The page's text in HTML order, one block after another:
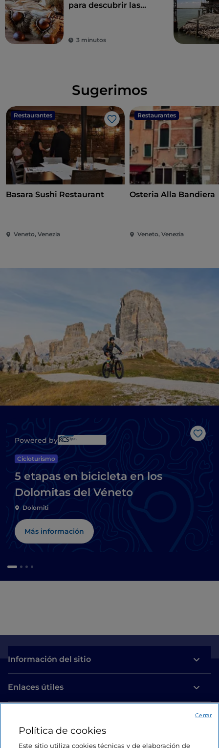
para descubrir las
más sabrosas
3 minutos
Sugerimos
Restaurantes
Me gusta
Basara Sushi Restaurant
Veneto, Venezia
Restaurantes
Osteria Alla Bandiera
Veneto, Venezia
Me
Powered by
Cicloturismo
5 etapas en bicicleta en los
Dolomitas del Véneto
Dolomiti
Más información
Información del sitio
Enlaces útiles
Estamos en contacto
Política de cookies
Este sitio utiliza cookies técnicas y de elaboración de
Cerrar